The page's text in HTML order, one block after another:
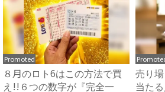
Promoted
８月のロト6はこの方法で買
え!!６つの数字が『完全一
売り
当た